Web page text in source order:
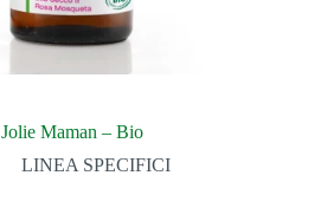
Jolie Maman – Bio
LINEA SPECIFICI